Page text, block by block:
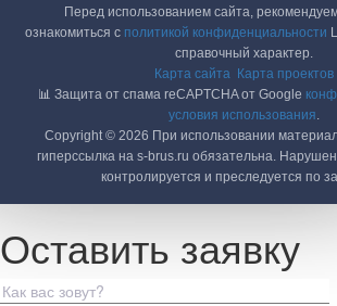
Перед использованием сайта,
ознакомиться с политикой конфиденциальности
справочный характер.
Карта сайта
Карта проектов
📊 Защита от спама reCAPTCHA от Google
условия использования.
Copyright © 2026 При использовании
гиперссылка на s-brus.ru обязательна.
контролируется и преследуется по
Оставить заявку